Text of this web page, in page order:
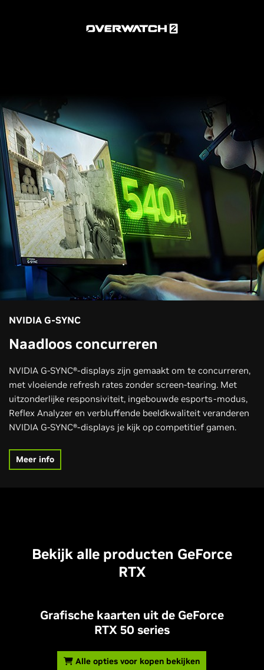
NVIDIA G-SYNC
Naadloos concurreren
NVIDIA G-SYNC®-displays zijn gemaakt om te concurreren,
met vloeiende refresh rates zonder screen-tearing. Met
uitzonderlijke responsiviteit, ingebouwde esports-modus,
Reflex Analyzer en verbluffende beeldkwaliteit veranderen
NVIDIA G-SYNC®-displays je kijk op competitief gamen.
Meer info
Bekijk alle producten GeForce
RTX
Grafische kaarten uit de GeForce
RTX 50 series
Alle opties voor kopen bekijken